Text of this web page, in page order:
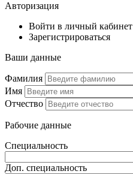
Авторизация
Войти в личный кабинет
Зарегистрироваться
Ваши данные
Фамилия
Имя
Отчество
Рабочие данные
Специальность
Доп. специальность